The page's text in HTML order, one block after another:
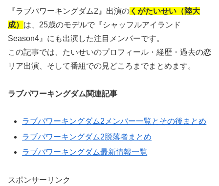
『ラブパワーキングダム2』出演の くがたいせい（陸大
成） は、25歳のモデルで『シャッフルアイランド
Season4』にも出演した注目メンバーです。
この記事では、たいせいのプロフィール・経歴・過去の恋
リア出演、そして番組での見どころまでまとめます。
ラブパワーキングダム関連記事
ラブパワーキングダム2メンバー一覧とその後まとめ
ラブパワーキングダム2脱落者まとめ
ラブパワーキングダム最新情報一覧
スポンサーリンク